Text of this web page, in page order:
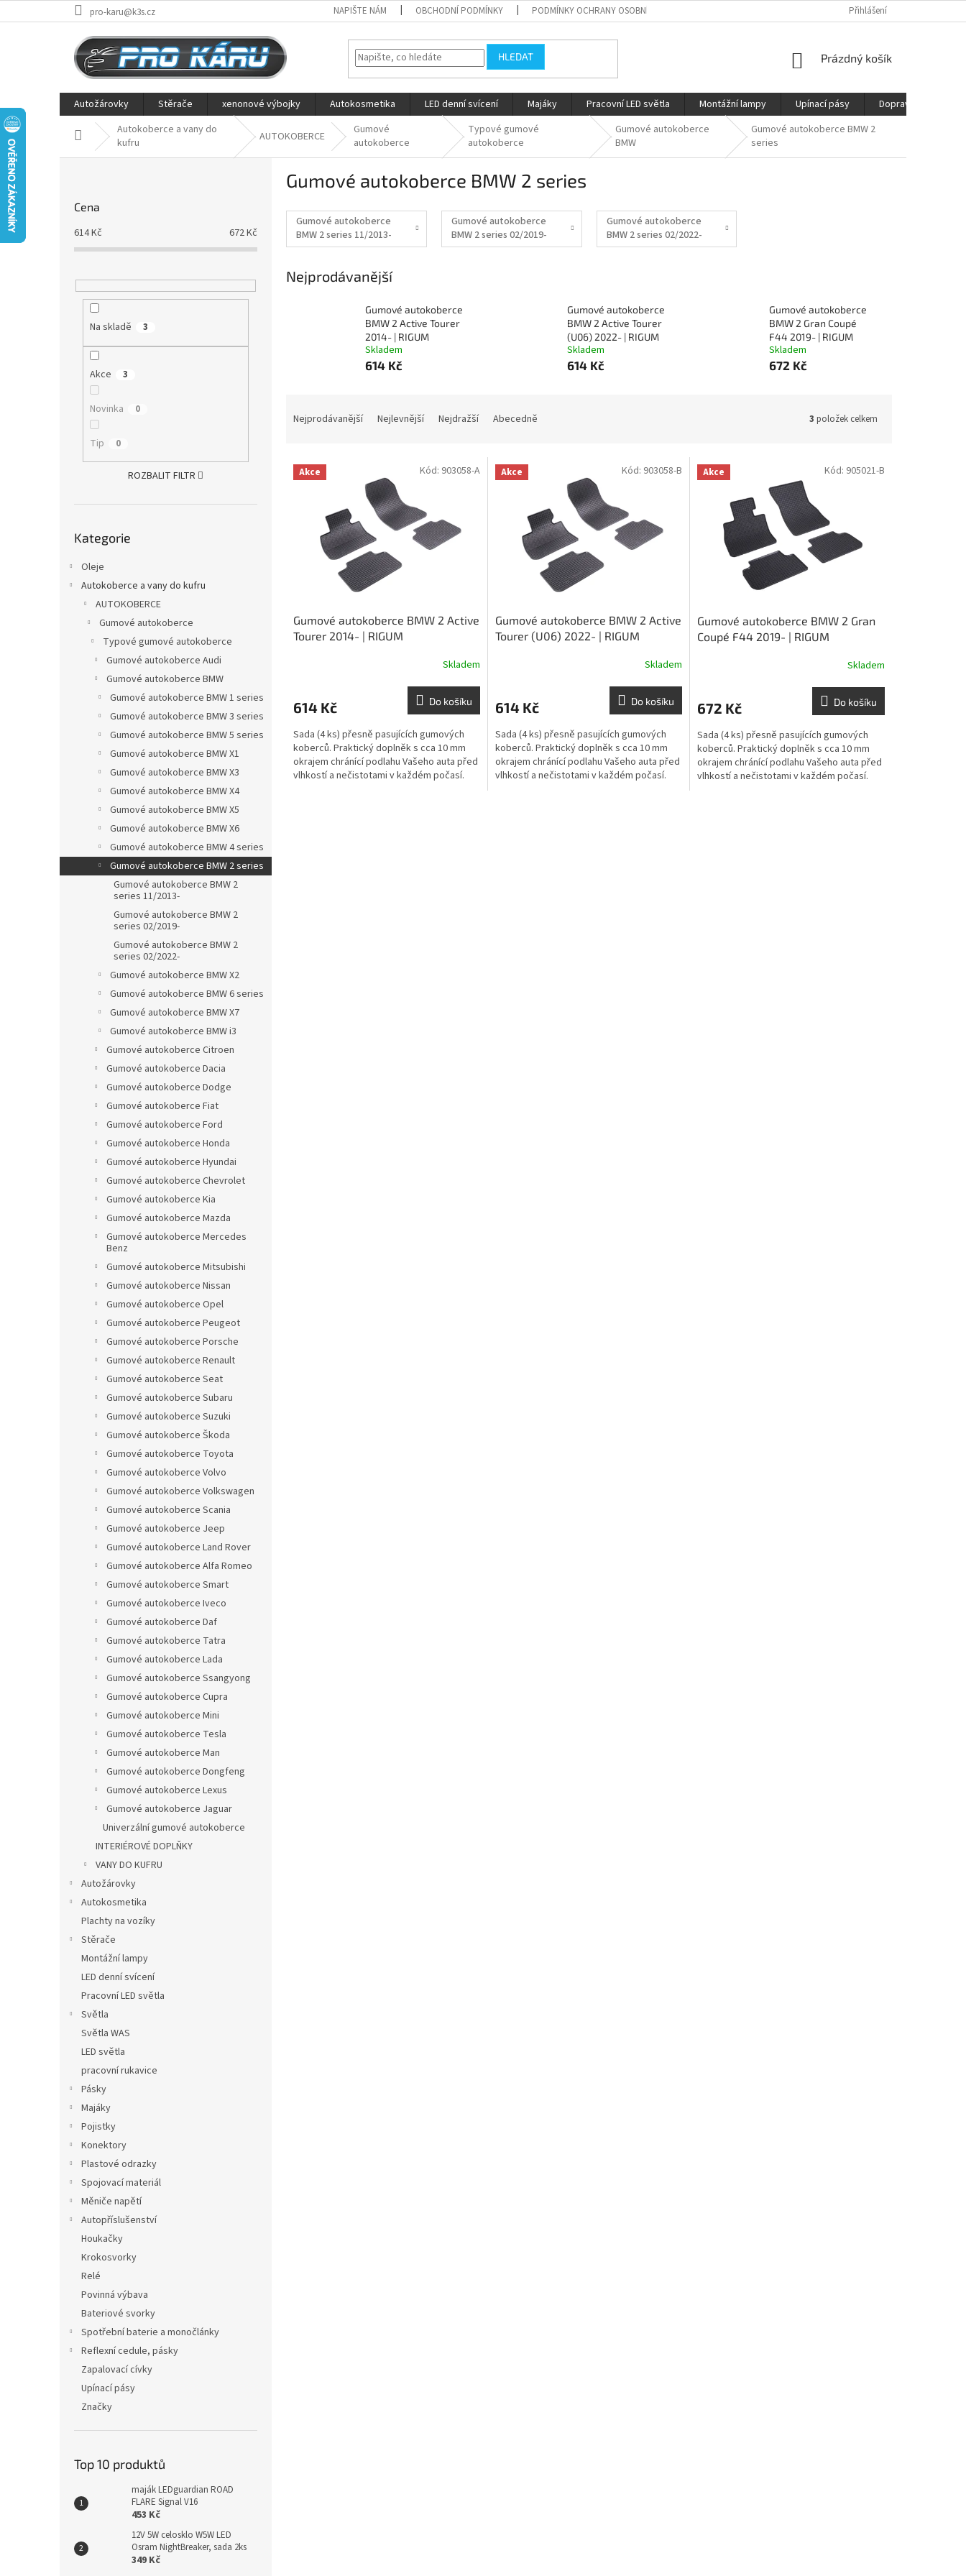
na
pro-karu@k3s.cz NAPIŠTE NÁM OBCHODNÍ PODMÍNKY PODMÍNKY OCHRANY OSOBNÍCH ÚDAJŮ DOPRAVAPřihlášení
HLEDAT
NÁKUPNÍ
Prázdný košík
Autožárovky Stěrače xenonové výbojky Autokosmetika LED denní svícení Majáky Pracovní LED světla Montážní lampy Upínací pásy Doprava
Domů Autokoberce a vany do
kufru
AUTOKOBERCE
Gumové
autokoberce
Typové gumové
autokoberce
Gumové autokoberce
BMW
Gumové autokoberce BMW 2
series
Cena
614Kč 672Kč
Na skladě 3
Akce 3
Novinka 0
Tip 0
ROZBALIT FILTR
kategorie
Kategorie
Oleje
Autokoberce a vany do kufru
AUTOKOBERCE
Gumové autokoberce
Typové gumové autokoberce
Gumové autokoberce Audi
Gumové autokoberce BMW
Gumové autokoberce BMW 1 series
Gumové autokoberce BMW 3 series
Gumové autokoberce BMW 5 series
Gumové autokoberce BMW X1
Gumové autokoberce BMW X3
Gumové autokoberce BMW X4
Gumové autokoberce BMW X5
Gumové autokoberce BMW X6
Gumové autokoberce BMW 4 series
Gumové autokoberce BMW 2 series
Gumové autokoberce BMW 2
series 11/2013-
Gumové autokoberce BMW 2
series 02/2019-
Gumové autokoberce BMW 2
series 02/2022-
Gumové autokoberce BMW X2
Gumové autokoberce BMW 6 series
Gumové autokoberce BMW X7
Gumové autokoberce BMW i3
Gumové autokoberce Citroen
Gumové autokoberce Dacia
Gumové autokoberce Dodge
Gumové autokoberce Fiat
Gumové autokoberce Ford
Gumové autokoberce Honda
Gumové autokoberce Hyundai
Gumové autokoberce Chevrolet
Gumové autokoberce Kia
Gumové autokoberce Mazda
Gumové autokoberce Mercedes
Benz
Gumové autokoberce Mitsubishi
Gumové autokoberce Nissan
Gumové autokoberce Opel
Gumové autokoberce Peugeot
Gumové autokoberce Porsche
Gumové autokoberce Renault
Gumové autokoberce Seat
Gumové autokoberce Subaru
Gumové autokoberce Suzuki
Gumové autokoberce Škoda
Gumové autokoberce Toyota
Gumové autokoberce Volvo
Gumové autokoberce Volkswagen
Gumové autokoberce Scania
Gumové autokoberce Jeep
Gumové autokoberce Land Rover
Gumové autokoberce Alfa Romeo
Gumové autokoberce Smart
Gumové autokoberce Iveco
Gumové autokoberce Daf
Gumové autokoberce Tatra
Gumové autokoberce Lada
Gumové autokoberce Ssangyong
Gumové autokoberce Cupra
Gumové autokoberce Mini
Gumové autokoberce Tesla
Gumové autokoberce Man
Gumové autokoberce Dongfeng
Gumové autokoberce Lexus
Gumové autokoberce Jaguar
Univerzální gumové autokoberce
INTERIÉROVÉ DOPLŇKY
VANY DO KUFRU
Autožárovky
Autokosmetika
Plachty na vozíky
Stěrače
Montážní lampy
LED denní svícení
Pracovní LED světla
Světla
Světla WAS
LED světla
pracovní rukavice
Pásky
Majáky
Pojistky
Konektory
Plastové odrazky
Spojovací materiál
Měniče napětí
Autopříslušenství
Houkačky
Krokosvorky
Relé
Povinná výbava
Bateriové svorky
Spotřební baterie a monočlánky
Reflexní cedule, pásky
Zapalovací cívky
Upínací pásy
Značky
Top 10 produktů
maják LEDguardian ROAD
FLARE Signal V16
453 Kč
12V 5W celosklo W5W LED
Osram NightBreaker, sada 2ks
349 Kč
Gumové autokoberce BMW 2 series
Gumové autokoberce
BMW 2 series 11/2013-
Gumové autokoberce
BMW 2 series 02/2019-
Gumové autokoberce
BMW 2 series 02/2022-
Nejprodávanější
Gumové autokoberce
BMW 2 Active Tourer
2014- | RIGUM
Skladem
614 Kč
Gumové autokoberce
BMW 2 Active Tourer
(U06) 2022- | RIGUM
Skladem
614 Kč
Gumové autokoberce
BMW 2 Gran Coupé
F44 2019- | RIGUM
Skladem
672 Kč
n
Nejprodávanější Nejlevnější Nejdražší Abecedně 3 položek celkem
V Akce
Gumové autokoberce BMW 2 Active
Tourer 2014- | RIGUM
Skladem
614 Kč Do košíku
Sada (4 ks) přesně pasujících gumových
koberců. Praktický doplněk s cca 10 mm
okrajem chránící podlahu Vašeho auta před
vlhkostí a nečistotami v každém počasí.
Kód: 903058-A Akce
Gumové autokoberce BMW 2 Active
Tourer (U06) 2022- | RIGUM
Skladem
614 Kč Do košíku
Sada (4 ks) přesně pasujících gumových
koberců. Praktický doplněk s cca 10 mm
okrajem chránící podlahu Vašeho auta před
vlhkostí a nečistotami v každém počasí.
Kód: 903058-B Akce
Gumové autokoberce BMW 2 Gran
Coupé F44 2019- | RIGUM
Skladem
672 Kč Do košíku
Sada (4 ks) přesně pasujících gumových
koberců. Praktický doplněk s cca 10 mm
okrajem chránící podlahu Vašeho auta před
vlhkostí a nečistotami v každém počasí.
Kód: 905021-B